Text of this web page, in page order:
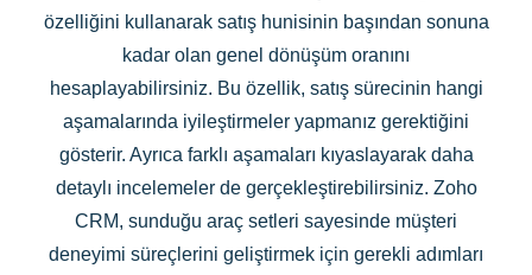
özelliğini kullanarak satış hunisinin başından sonuna
kadar olan genel dönüşüm oranını
hesaplayabilirsiniz. Bu özellik, satış sürecinin hangi
aşamalarında iyileştirmeler yapmanız gerektiğini
gösterir. Ayrıca farklı aşamaları kıyaslayarak daha
detaylı incelemeler de gerçekleştirebilirsiniz. Zoho
CRM, sunduğu araç setleri sayesinde müşteri
deneyimi süreçlerini geliştirmek için gerekli adımları